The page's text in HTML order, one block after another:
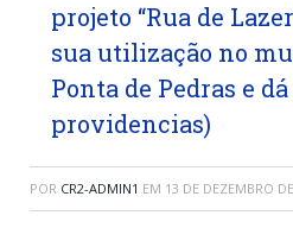
projeto “Rua de
sua utilização no
Ponta de Pedras e
providencias)
POR CR2-ADMIN1 EM 13 DE DEZEMBRO